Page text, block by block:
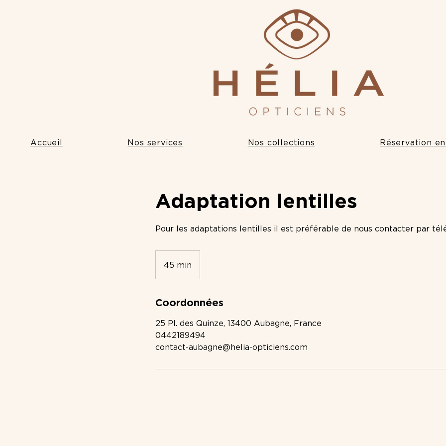
Accueil Nos services Nos collections Réservation
Adaptation lentilles
Pour les adaptations lentilles il est préférable de nous contacter par
45 min
5
i
Coordonnées
25 Pl. des Quinze, 13400 Aubagne, France
0442189494
contact-aubagne@helia-opticiens.com